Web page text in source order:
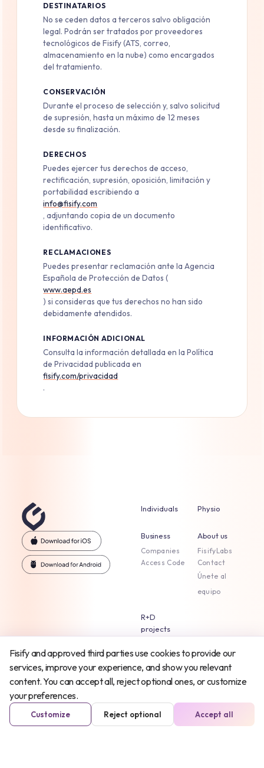
DESTINATARIOS
No se ceden datos a terceros salvo obligación
legal. Podrán ser tratados por proveedores
tecnológicos de Fisify (ATS, correo,
almacenamiento en la nube) como encargados
del tratamiento.
CONSERVACIÓN
Durante el proceso de selección y, salvo solicitud
de supresión, hasta un máximo de 12 meses
desde su finalización.
DERECHOS
Puedes ejercer tus derechos de acceso,
rectificación, supresión, oposición, limitación y
portabilidad escribiendo a
info@fisify.com
, adjuntando copia de un documento
identificativo.
RECLAMACIONES
Puedes presentar reclamación ante la Agencia
Española de Protección de Datos (
www.aepd.es
) si consideras que tus derechos no han sido
debidamente atendidos.
INFORMACIÓN ADICIONAL
Consulta la información detallada en la Política
de Privacidad publicada en
fisify.com/privacidad
.
Individuals Physio
Business
Companies
Access Code
About us
FisifyLabs
Contact
Únete al
equipo
R+D
projects
Legal noticeCookie policyPolítica de privacidadTerms And Conditions
Fisify and approved third parties use cookies to provide our
services, improve your experience, and show you relevant
content. You can accept all, reject optional ones, or customize
your preferences.
Customize Reject optional Accept all